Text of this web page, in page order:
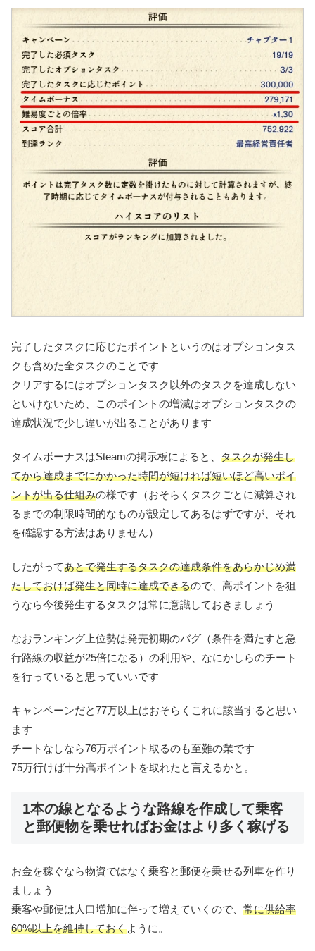
完了したタスクに応じたポイントというのはオプションタス
クも含めた全タスクのことです
クリアするにはオプションタスク以外のタスクを達成しない
といけないため、このポイントの増減はオプションタスクの
達成状況で少し違いが出ることがあります
タイムボーナスはSteamの掲示板によると、 タスクが発生し
てから達成までにかかった時間が短ければ短いほど高いポイ
ントが出る仕組みの様です（おそらくタスクごとに減算され
るまでの制限時間的なものが設定してあるはずですが、それ
を確認する方法はありません）
したがってあとで発生するタスクの達成条件をあらかじめ満
たしておけば発生と同時に達成できるので、高ポイントを狙
うなら今後発生するタスクは常に意識しておきましょう
なおランキング上位勢は発売初期のバグ（条件を満たすと急
行路線の収益が25倍になる）の利用や、なにかしらのチート
を行っていると思っていいです
キャンペーンだと77万以上はおそらくこれに該当すると思い
ます
チートなしなら76万ポイント取るのも至難の業です
75万行けば十分高ポイントを取れたと言えるかと。
1本の線となるような路線を作成して乗客
と郵便物を乗せればお金はより多く稼げる
お金を稼ぐなら物資ではなく乗客と郵便を乗せる列車を作り
ましょう
乗客や郵便は人口増加に伴って増えていくので、 常に供給率
60%以上を維持しておくように。